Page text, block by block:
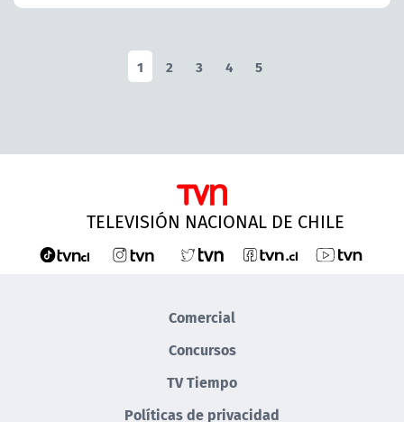
1 2 3 4 5
TELEVISIÓN NACIONAL DE CHILE
Comercial
Concursos
TV Tiempo
Políticas de privacidad